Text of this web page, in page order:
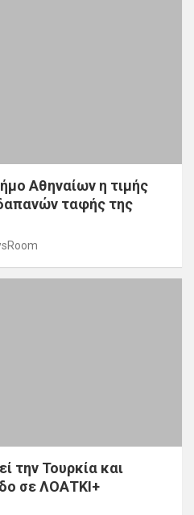
Αθηναίων η τιμής
ταφής της
την Τουρκία και
σε ΛΟΑΤΚΙ+